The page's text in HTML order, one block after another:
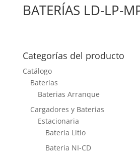
BATERÍAS LD-LP-
Categorías del producto
Catálogo
Baterías
Baterias Arranque
Cargadores y Baterias
Estacionaria
Bateria Litio
Bateria NI-CD